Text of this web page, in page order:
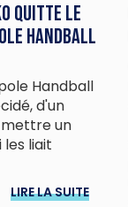
quitte le
Handball
Handball
d'un
un
liait
LIRE LA SUITE